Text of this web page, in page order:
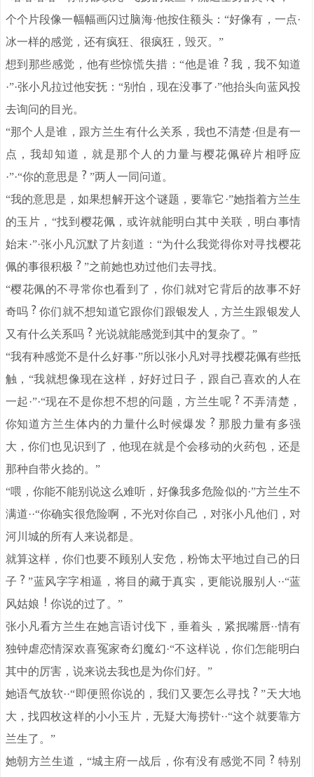
个个片段像一幅幅画闪过脑海·他按住额头：“好像有，一点·
冰一样的感觉，还有疯狂、很疯狂，毁灭。”
想到那些感觉，他有些惊慌失措：“他是谁
我，我不知道
·”·张小凡拉过他安抚：“别怕，现在没事了·”他抬头向蓝风投
去询问的目光。
“那个人是谁，跟方兰生有什么关系，我也不清楚·但是有一
点，我却知道，就是那个人的力量与樱花佩碎片相呼应
·”·“你的意思是
”两人一同问道。
“我的意思是，如果想解开这个谜题，要靠它·”她指着方兰生
的玉片，“找到樱花佩，或许就能明白其中关联，明白事情
始末·”·张小凡沉默了片刻道：“为什么我觉得你对寻找樱花
佩的事很积极
”之前她也劝过他们去寻找。
“樱花佩的不寻常你也看到了，你们就对它背后的故事不好
奇吗
你们就不想知道它跟你们跟银发人，方兰生跟银发人
又有什么关系吗
光说就能感觉到其中的复杂了。”
“我有种感觉不是什么好事·”所以张小凡对寻找樱花佩有些抵
触，“我就想像现在这样，好好过日子，跟自己喜欢的人在
一起·”·“现在不是你想不想的问题，方兰生呢
不弄清楚，
你知道方兰生体内的力量什么时候爆发
那股力量有多强
大，你们也见识到了，他现在就是个会移动的火药包，还是
那种自带火捻的。”
“喂，你能不能别说这么难听，好像我多危险似的·”方兰生不
满道··“你确实很危险啊，不光对你自己，对张小凡他们，对
河川城的所有人来说都是。
就算这样，你们也要不顾别人安危，粉饰太平地过自己的日
子
”蓝风字字相逼，将目的藏于真实，更能说服别人··“蓝
风姑娘
你说的过了。”
张小凡看方兰生在她言语讨伐下，垂着头，紧抿嘴唇··情有
独钟虐恋情深欢喜冤家奇幻魔幻·“不这样说，你们怎能明白
其中的厉害，说来说去我也是为你们好。”
她语气放软··“即便照你说的，我们又要怎么寻找
”天大地
大，找四枚这样的小小玉片，无疑大海捞针··“这个就要靠方
兰生了。”
她朝方兰生道，“城主府一战后，你有没有感觉不同
特别